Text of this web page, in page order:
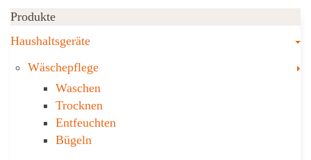
Produkte
Haushaltsgeräte
Wäschepflege
Waschen
Trocknen
Ent­feuch­ten
Bügeln